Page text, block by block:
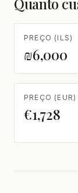
PREÇO (ILS)
₪6,000
PREÇO (EUR)
€1,728